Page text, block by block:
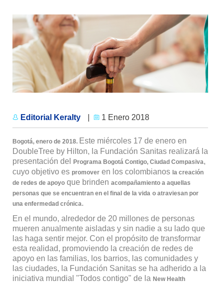
Editorial Keralty 1 Enero 2018
Bogotá, enero de 2018. Este miércoles 17 de enero en
DoubleTree by Hilton, la Fundación Sanitas realizará la
presentación del
Programa Bogotá Contigo, Ciudad Compasiva,
cuyo objetivo es promoveren los colombianos la creación
de redes de apoyoque brinden acompañamiento a aquellas
personas que se encuentran en el final de la vida o atraviesan por
una enfermedad crónica.
En el mundo, alrededor de 20 millones de personas
mueren anualmente aisladas y sin nadie a su lado que
las haga sentir mejor. Con el propósito de transformar
esta realidad, promoviendo la creación de redes de
apoyo en las familias, los barrios, las comunidades y
las ciudades, la Fundación Sanitas se ha adherido a la
iniciativa mundial "Todos contigo" de la New Health